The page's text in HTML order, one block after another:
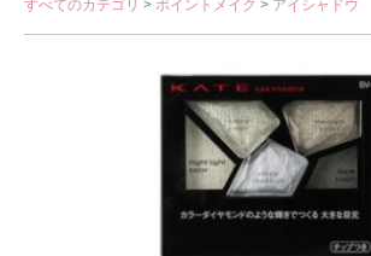
すべてのカテゴリ > ポイントメイク > アイシャドウ